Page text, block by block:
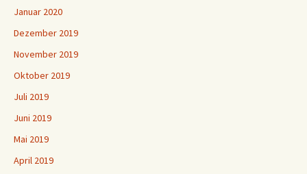
Januar 2020
Dezember 2019
November 2019
Oktober 2019
Juli 2019
Juni 2019
Mai 2019
April 2019